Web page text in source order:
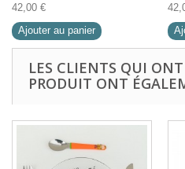
42,00 €
Ajouter au panier
LES CLIENTS QUI
PRODUIT ONT